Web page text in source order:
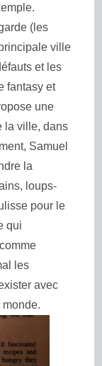
(les
ville
et les
fantasy et
une
la ville, dans
Samuel
la
loups-
pour le
qui
les
avec